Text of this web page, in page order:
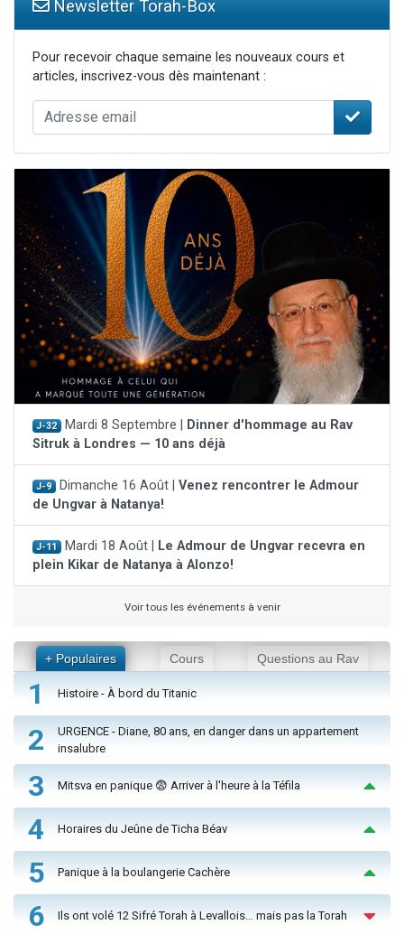
Newsletter Torah-Box
Pour recevoir chaque semaine les nouveaux cours et
articles, inscrivez-vous dès maintenant :
J-32 Mardi 8 Septembre |
Dinner d'hommage au Rav
Sitruk à Londres — 10 ans déjà
J-9 Dimanche 16 Août | Venez rencontrer le Admour
de Ungvar à Natanya!
J-11 Mardi 18 Août |
Le Admour de Ungvar recevra en
plein Kikar de Natanya à Alonzo!
Voir tous les événements à venir
+ Populaires Cours Questions au Rav
1 Histoire - À bord du Titanic
2
URGENCE - Diane, 80 ans, en danger dans un appartement
insalubre
3 Mitsva en panique 😨 Arriver à l'heure à la Téfila
4 Horaires du Jeûne de Ticha Béav
5 Panique à la boulangerie Cachère
6 Ils ont volé 12 Sifré Torah à Levallois… mais pas la Torah